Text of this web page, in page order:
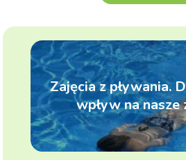
Zajęcia z pływania.
wpływ na